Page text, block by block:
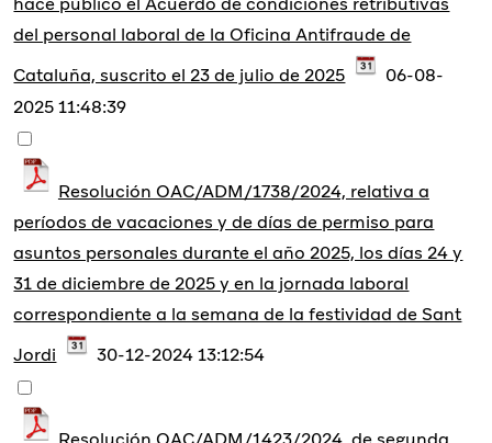
del personal laboral de la Oficina Antifraude de
Cataluña, suscrito el 23 de julio de 2025
06-08-
2025 11:48:39
Resolución OAC/ADM/1738/2024, relativa a
períodos de vacaciones y de días de permiso para
asuntos personales durante el año 2025, los días 24 y
31 de diciembre de 2025 y en la jornada laboral
correspondiente a la semana de la festividad de Sant
Jordi
30-12-2024 13:12:54